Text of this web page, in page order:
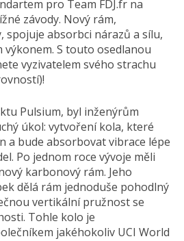
pro Team FDJ.fr na
závody. Nový rám,
spojuje absorbci nárazů a sílu,
výkonem. S touto osedlanou
vyzivatelem svého strachu
Pulsium, byl inženýrům
úkol: vytvoření kola, které
a bude absorbovat vibrace lépe
Po jednom roce vývoje měli
karbonový rám. Jeho
dělá rám jednoduše pohodlný
vertikální pružnost se
Tohle kolo je
jakéhokoliv UCI World